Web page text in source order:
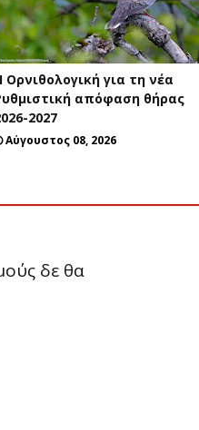
Ορνιθολογική για τη νέα
απόφαση θήρας
2027
Αύγουστος 08, 2026
δε θα